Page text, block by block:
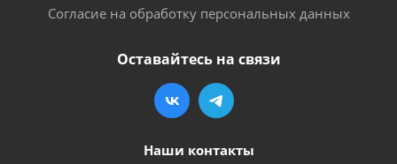
Согласие на обработку персональных данных
Оставайтесь на связи
Наши контакты